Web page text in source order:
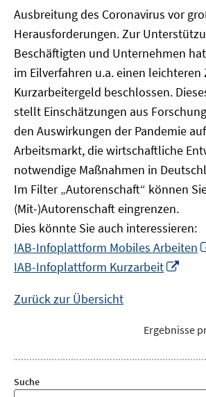
Ausbreitung des Coronavirus vor
Herausforderungen. Zur
Beschäftigten und Unternehmen
im Eilverfahren u.a. einen leichteren
Kurzarbeitergeld beschlossen.
stellt Einschätzungen aus
den Auswirkungen der Pandemie
Arbeitsmarkt, die wirtschaftliche
notwendige Maßnahmen in
Im Filter „Autorenschaft“ können
(Mit-)Autorenschaft eingrenzen.
Dies könnte Sie auch interessieren:
IAB-Infoplattform Mobiles Arbeiten
IAB-Infoplattform Kurzarbeit
Zurück zur Übersicht
Ergebnisse
Suche